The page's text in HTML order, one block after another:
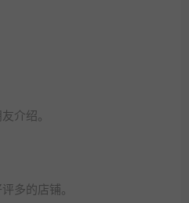
介绍。​
多的店铺。​